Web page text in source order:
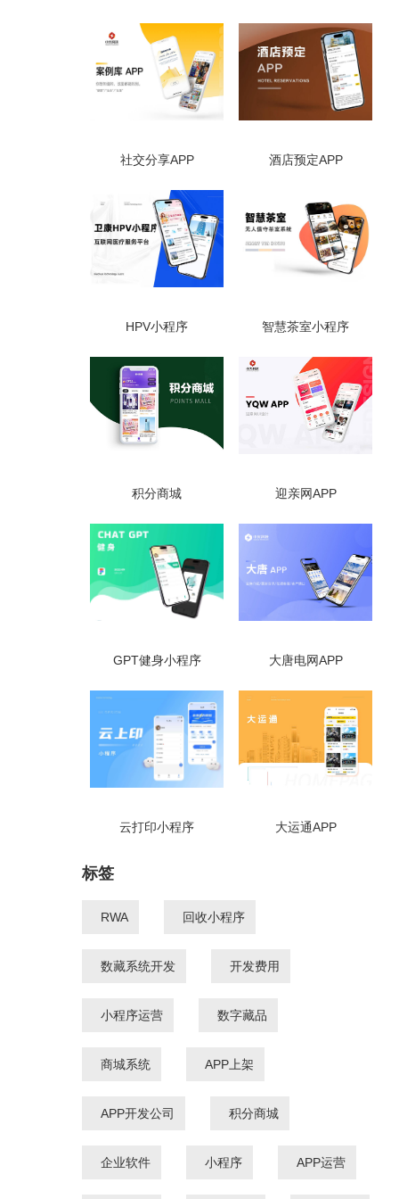
社交分享APP 酒店预定APP
HPV小程序 智慧茶室小程序
积分商城 迎亲网APP
GPT健身小程序 大唐电网APP
云打印小程序 大运通APP
标签
RWA 回收小程序
数藏系统开发 开发费用
小程序运营 数字藏品
商城系统 APP上架
APP开发公司 积分商城
企业软件 小程序 APP运营